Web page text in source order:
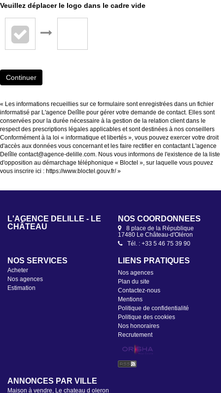
Veuillez déplacer le logo dans le cadre vide
Continuer
« Les informations recueillies sur ce formulaire sont enregistrées dans un fichier
informatisé par L'agence Delîlle pour gérer votre demande de contact. Elles sont
conservées pour la durée nécessaire à la gestion de la relation client dans le
respect des prescriptions légales applicables et sont destinées à nos conseillers
Conformément à la loi « informatique et libertés », vous pouvez exercer votre droit
d'accès aux données vous concernant et les faire rectifier en contactant L'agence
Delîlle contact@agence-delille.com. Nous vous informons de l'existence de la liste
d'opposition au démarchage téléphonique « Bloctel », sur laquelle vous pouvez
vous inscrire ici : https://www.bloctel.gouv.fr/»
L'AGENCE DELÎLLE - LE
CHÂTEAU
NOS COORDONNÉES
8 place de la République
17480 Le Château-d'Oléron
Tél. : +33 5 46 75 39 90
NOS SERVICES
Acheter
Nos agences
Estimation
LIENS PRATIQUES
Nos agences
Plan du site
Contactez-nous
Mentions
Politique de confidentialité
Politique des cookies
Nos honoraires
Recrutement
ANNONCES PAR VILLE
Maison à vendre, Le chateau d oleron